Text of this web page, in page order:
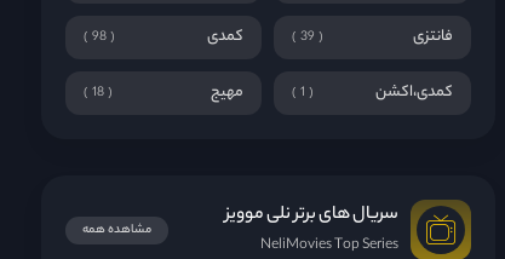
فانتزی 39 کمدی 98
کمدی،اکشن 1 مهیج 18
سریال های برتر نلی موویز
NeliMovies Top Series
مشاهده همه